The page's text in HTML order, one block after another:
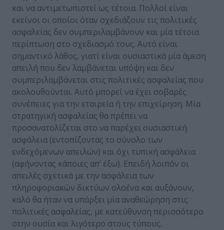
και να αντιμετωπιστεί ως τέτοια. Πολλοί είναι
εκείνοι οι οποίοι όταν σχεδιάζουν τις πολιτικές
ασφαλείας δεν συμπεριλαμβάνουν και μία τέτοια
περίπτωση στο σχεδιασμό τους. Αυτό είναι
σημαντικό λάθος, γιατί είναι ουσιαστικά μία άμεση
απειλή που δεν λαμβάνεται υπόψη και δεν
συμπεριλαμβάνεται στις πολιτικές ασφαλείας που
ακολουθούνται. Αυτό μπορεί να έχει σοβαρές
συνέπειες για την εταιρεία ή την επιχείρηση. Μία
στρατηγική ασφαλείας θα πρέπει να
προσανατολίζεται στο να παρέχει ουσιαστική
ασφάλεια (εντοπίζοντας το σύνολο των
ενδεχόμενων απειλών) και όχι τυπική ασφάλεια
(αφήνοντας κάποιες απ’ έξω). Επειδή λοιπόν οι
απειλές σχετικά με την ασφάλεια των
πληροφοριακών δικτύων ολοένα και αυξάνουν,
καλό θα ήταν να υπάρξει μία αναθεώρηση στις
πολιτικές ασφαλείας, με κατεύθυνση περισσότερο
στην ουσία και λιγότερο στους τύπους.